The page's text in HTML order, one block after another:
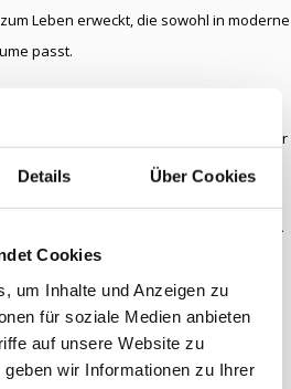
Details Über Cookies
Cookies
um Inhalte und Anzeigen zu
für soziale Medien anbieten
auf unsere Website zu
wir Informationen zu Ihrer
Leben erweckt, die sowohl in moderne
passt.
wodurch das Objekt nicht nur zu einem
zu einem wertvollen Sammlerstück für
wird.
und nirgendwo sonst erhältlich.
nur Farbe in Ihr Interieur bringt,
Neue ein Lächeln ins Gesicht